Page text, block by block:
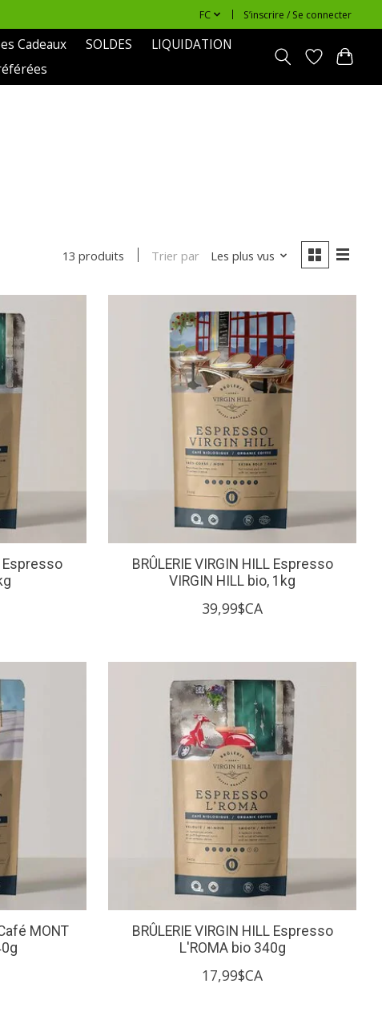
FC S’inscrire / Se connecter
Cadeaux SOLDES
LIQUIDATION
13 produits Trier par Les plus vus
Espresso
BRÛLERIE VIRGIN HILL Espresso
VIRGIN HILL bio, 1kg
39,99$CA
MONT
BRÛLERIE VIRGIN HILL Espresso
L'ROMA bio 340g
17,99$CA